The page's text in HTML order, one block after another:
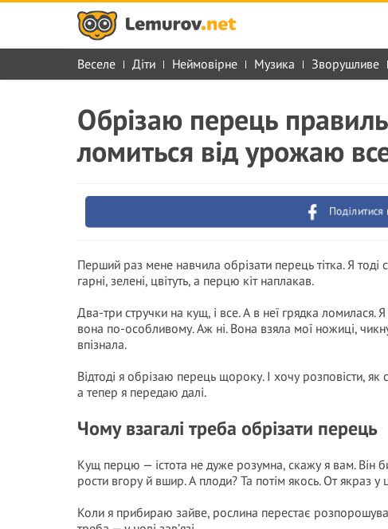
Веселе Діти Неймовірне Музика Зворушливе
Обрізаю перець
ломиться від урожаю
Перший раз мене навчила обрізати перець тітка. Я
гарні, зелені, цвітуть, а перцю кіт наплакав.
Два-три стручки на кущ, і все. А в неї грядка ломилася.
вона по-особливому. Аж ні. Вона взяла мої ножиці,
впізнала.
Відтоді я обрізаю перець щороку. І хочу розповісти,
а тепер я передаю далі.
Чому взагалі треба обрізати перець
Кущ перцю — істота не дуже розумна, скажу я вам. Він би
рости вгору й вшир. А плоди? Та потім якось. От якраз
Коли я прибираю зайве, рослина перестає